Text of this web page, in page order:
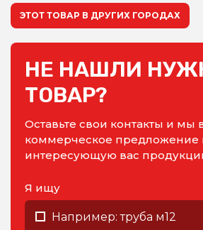
ЭТОТ ТОВАР В ДРУГИХ ГОРОДАХ
НЕ НАШЛИ
ТОВАР?
Оставьте свои контакты и
коммерческое предложение
интересующую вас
Я ищу